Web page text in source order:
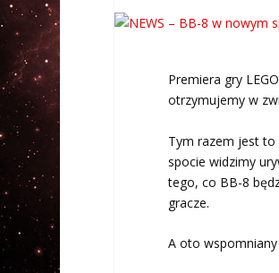
Premiera gry
otrzymujemy w
Tym razem jest to
spocie widzimy
tego, co BB-8
gracze.
A oto